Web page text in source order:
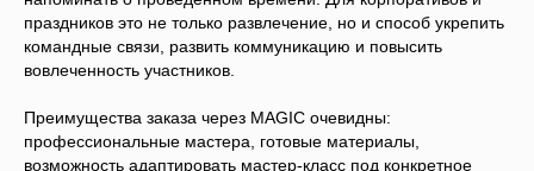
праздников это не только развлечение, но и способ укрепить
командные связи, развить коммуникацию и повысить
вовлеченность участников.
Преимущества заказа через MAGIC очевидны:
профессиональные мастера, готовые материалы,
возможность адаптировать мастер-класс под конкретное